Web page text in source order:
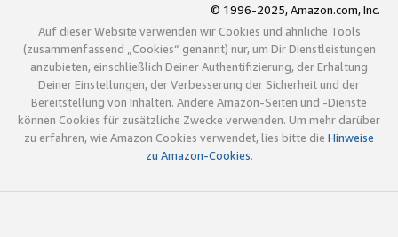
© 1996-2025, Amazon.com, Inc.
Auf dieser Website verwenden wir Cookies und ähnliche Tools
(zusammenfassend „Cookies“ genannt) nur, um Dir Dienstleistungen
anzubieten, einschließlich Deiner Authentifizierung, der Erhaltung
Deiner Einstellungen, der Verbesserung der Sicherheit und der
Bereitstellung von Inhalten. Andere Amazon-Seiten und -Dienste
können Cookies für zusätzliche Zwecke verwenden. Um mehr darüber
zu erfahren, wie Amazon Cookies verwendet, lies bitte die Hinweise
zu Amazon-Cookies.